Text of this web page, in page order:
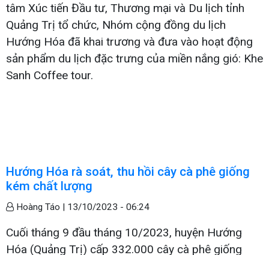
tâm Xúc tiến Đầu tư, Thương mại và Du lịch tỉnh
Quảng Trị tổ chức, Nhóm cộng đồng du lịch
Hướng Hóa đã khai trương và đưa vào hoạt động
sản phẩm du lịch đặc trưng của miền nắng gió: Khe
Sanh Coffee tour.
Hướng Hóa rà soát, thu hồi cây cà phê giống
kém chất lượng
Hoàng Táo | 13/10/2023 - 06:24
Cuối tháng 9 đầu tháng 10/2023, huyện Hướng
Hóa (Quảng Trị) cấp 332.000 cây cà phê giống